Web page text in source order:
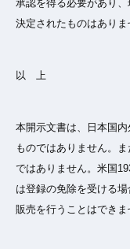
承認を得る必要があり
決定されたものはありま
以 上
本開示文書は、日本国
ものではありません。
ではありません。米国
は登録の免除を受ける
販売を行うことはできま